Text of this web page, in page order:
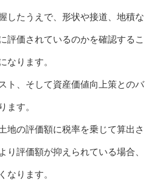
したうえで、形状や接道、地積な
評価されているのかを確認するこ
なります。
ト、そして資産価値向上策とのバ
ます。
地の評価額に税率を乗じて算出さ
り評価額が抑えられている場合、
なります。